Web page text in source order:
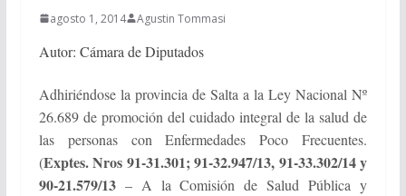
agosto 1, 2014 Agustin Tommasi
Autor: Cámara de Diputados
Adhiriéndose la provincia de Salta a la Ley Nacional Nº
26.689 de promoción del cuidado integral de la salud de
las personas con Enfermedades Poco Frecuentes.
(Exptes. Nros 91-31.301; 91-32.947/13, 91-33.302/14 y
90-21.579/13– A la Comisión de Salud Pública y